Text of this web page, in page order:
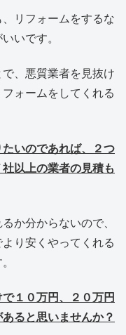
リフォームをするな
いです。
、悪質業者を見抜け
ォームをしてくれる
いのであれば、２つ
以上の業者の見積も
か分からないので、
り安くやってくれる
１０万円、２０万円
ると思いませんか？